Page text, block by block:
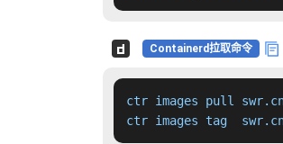
Containerd拉取命令
ctr images pull
ctr images tag